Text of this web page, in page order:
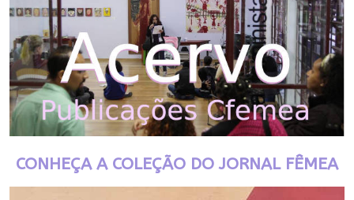
CONHEÇA A COLEÇÃO DO JORNAL FÊMEA